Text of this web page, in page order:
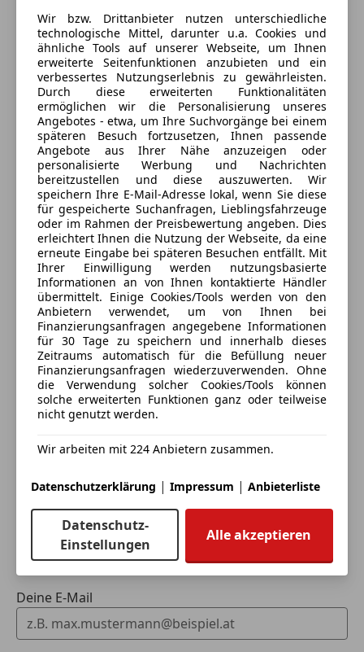
Verkehrszeichenerkennung
Wegfahrsperre
Extras
Alufelgen
Anhängerkupplung
Dachreling
Innenspiegel automatisch abblendend
Pannenkit
Kontakt
Dalibor Smiljcic
Alle Fahrzeuge des Anbieters
Anbieter kontaktieren
Deine Nachricht
Eintauschwagen: Kaufen und verkaufen in nur einem
Schritt
Ich möchte mein Auto in Zahlung geben
Dein Name
Deine E-Mail
Wir bzw. Drittanbieter nutzen unterschiedliche
technologische Mittel, darunter u.a. Cookies und
ähnliche Tools auf unserer Webseite, um Ihnen
erweiterte Seitenfunktionen anzubieten und ein
verbessertes Nutzungserlebnis zu gewährleisten.
Durch diese erweiterten Funktionalitäten
ermöglichen wir die Personalisierung unseres
Angebotes - etwa, um Ihre Suchvorgänge bei einem
späteren Besuch fortzusetzen, Ihnen passende
Angebote aus Ihrer Nähe anzuzeigen oder
personalisierte Werbung und Nachrichten
bereitzustellen und diese auszuwerten. Wir
speichern Ihre E-Mail-Adresse lokal, wenn Sie diese
für gespeicherte Suchanfragen, Lieblingsfahrzeuge
oder im Rahmen der Preisbewertung angeben. Dies
erleichtert Ihnen die Nutzung der Webseite, da eine
erneute Eingabe bei späteren Besuchen entfällt. Mit
Ihrer Einwilligung werden nutzungsbasierte
Informationen an von Ihnen kontaktierte Händler
übermittelt. Einige Cookies/Tools werden von den
Anbietern verwendet, um von Ihnen bei
Finanzierungsanfragen angegebene Informationen
für 30 Tage zu speichern und innerhalb dieses
Zeitraums automatisch für die Befüllung neuer
Finanzierungsanfragen wiederzuverwenden. Ohne
die Verwendung solcher Cookies/Tools können
solche erweiterten Funktionen ganz oder teilweise
nicht genutzt werden.
Wir arbeiten mit 224 Anbietern zusammen.
Datenschutzerklärung | Impressum | Anbieterliste
Datenschutz-
Einstellungen
Alle akzeptieren